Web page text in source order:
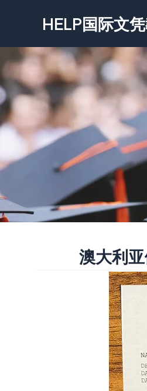
容
HELP国际文
澳大利